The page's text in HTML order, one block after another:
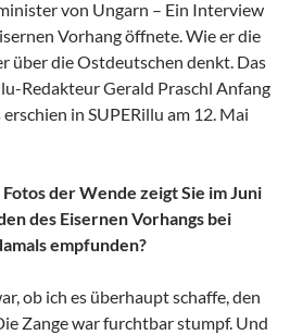
von Ungarn – Ein Interview
Vorhang öffnete. Wie er die
über die Ostdeutschen denkt. Das
Redakteur Gerald Praschl Anfang
in SUPERillu am 12. Mai
der Wende zeigt Sie im Juni
des Eisernen Vorhangs bei
empfunden?
ob ich es überhaupt schaffe, den
Zange war furchtbar stumpf. Und